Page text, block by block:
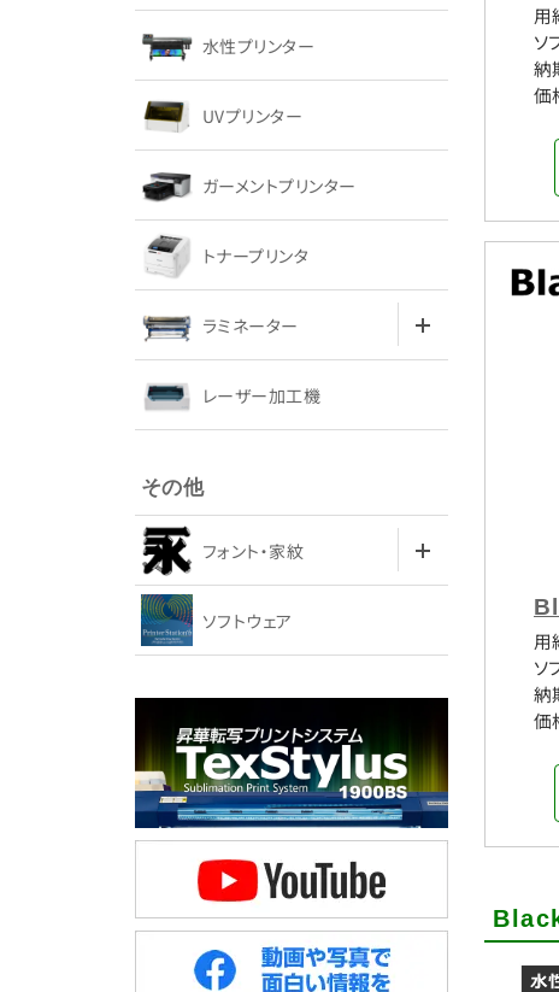
用
ソ
納
価
用
ソ
納
価
水性プリンター
UVプリンター
ガーメントプリンター
トナープリンタ
ラミネーター
レーザー加工機
その他
フォント・家紋
ソフトウェア